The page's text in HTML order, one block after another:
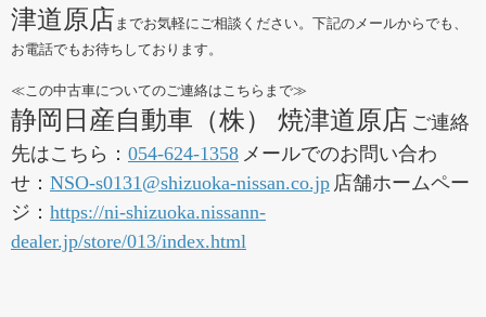
津道原店 までお気軽にご相談ください。下記のメールからでも、
お電話でもお待ちしております。
≪この中古車についてのご連絡はこちらまで≫
静岡日産自動車（株） 焼津道原店 ご連絡
先はこちら： 054-624-1358 メールでのお問い合わ
せ： NSO-s0131@shizuoka-nissan.co.jp 店舗ホームペー
ジ： https://ni-shizuoka.nissann-
dealer.jp/store/013/index.html